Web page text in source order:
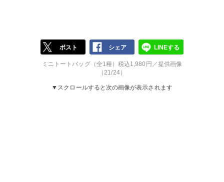
ポスト シェア LINEする
ミニトートバッグ（全1種）税込1,980円／提供画像
（21/24）
▼スクロールすると次の画像が表示されます